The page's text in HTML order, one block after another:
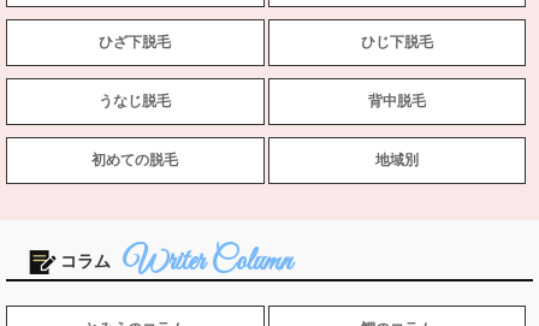
ひざ下脱毛 ひじ下脱毛
うなじ脱毛 背中脱毛
初めての脱毛 地域別
コラム